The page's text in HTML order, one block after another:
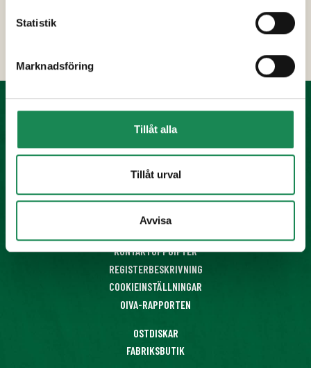
Statistik
Marknadsföring
Tillåt alla
Tillåt urval
Avvisa
Näringsinnehåll
KONDITORIPRODUKTER
FÄRDIGMAT
OSTAR
SAFT- OCH BÄRSOPPOR
KONTAKTUPPGIFTER
REGISTERBESKRIVNING
COOKIEINSTÄLLNINGAR
OIVA-RAPPORTEN
OSTDISKAR
FABRIKSBUTIK